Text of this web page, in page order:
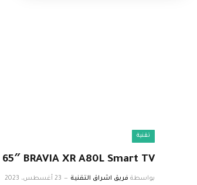
تقنية
BRAVIA XR A80L Smart TV
بواسطة فريق اشراق التقنية 23 أغسطس، 2023